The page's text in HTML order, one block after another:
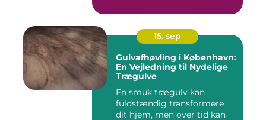
15. sep
Gulvafhøvling i København:
En Vejledning til Nydelige
Trægulve
En smuk trægulv kan
fuldstændig transformere
dit hjem, men over tid kan